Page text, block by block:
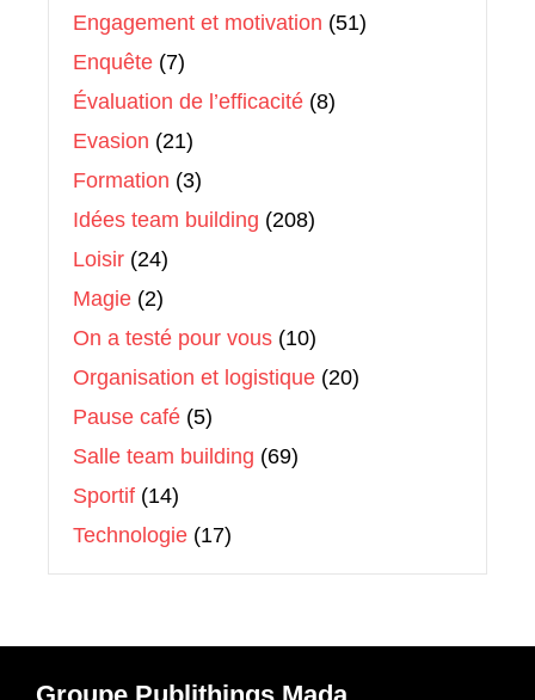
Engagement et motivation (51)
Enquête (7)
Évaluation de l’efficacité (8)
Evasion (21)
Formation (3)
Idées team building (208)
Loisir (24)
Magie (2)
On a testé pour vous (10)
Organisation et logistique (20)
Pause café (5)
Salle team building (69)
Sportif (14)
Technologie (17)